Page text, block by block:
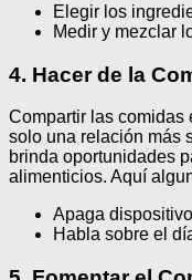
Elegir los
Medir y mezclar
4. Hacer de la
Compartir las comidas
solo una relación más
brinda oportunidades
alimenticios. Aquí
Apaga
Habla sobre el